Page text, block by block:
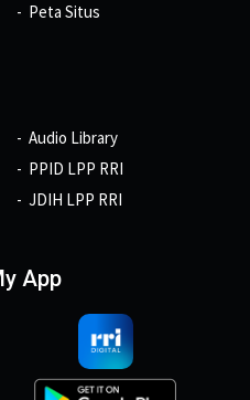
Peta Situs
Audio Library
PPID LPP RRI
JDIH LPP RRI
App